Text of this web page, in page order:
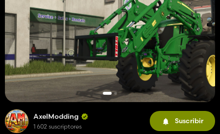
AxelModding
1 602 suscriptores
Suscribir